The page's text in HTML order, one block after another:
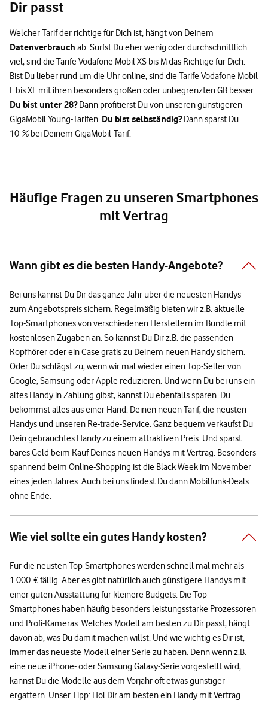
Dir passt
Welcher Tarif der richtige für Dich ist, hängt von Deinem
Datenverbrauch ab: Surfst Du eher wenig oder durchschnittlich
viel, sind die Tarife Vodafone Mobil XS bis M das Richtige für Dich.
Bist Du lieber rund um die Uhr online, sind die Tarife Vodafone Mobil
L bis XL mit ihren besonders großen oder unbegrenzten GB besser.
Du bist unter 28?Dann profitierst Du von unseren günstigeren
GigaMobil Young-Tarifen. Du bist selbständig?Dann sparst Du
10 % bei Deinem GigaMobil-Tarif.
Häufige Fragen zu unseren Smartphones
mit Vertrag
Wann gibt es die besten Handy-Angebote?
Bei uns kannst Du Dir das ganze Jahr über die neuesten Handys
zum Angebotspreis sichern. Regelmäßig bieten wir z.B. aktuelle
Top-Smartphones von verschiedenen Herstellern im Bundle mit
kostenlosen Zugaben an. So kannst Du Dir z.B. die passenden
Kopfhörer oder ein Case gratis zu Deinem neuen Handy sichern.
Oder Du schlägst zu, wenn wir mal wieder einen Top-Seller von
Google, Samsung oder Apple reduzieren. Und wenn Du bei uns ein
altes Handy in Zahlung gibst, kannst Du ebenfalls sparen. Du
bekommst alles aus einer Hand: Deinen neuen Tarif, die neusten
Handys und unseren Re-trade-Service. Ganz bequem verkaufst Du
Dein gebrauchtes Handy zu einem attraktiven Preis. Und sparst
bares Geld beim Kauf Deines neuen Handys mit Vertrag. Besonders
spannend beim Online-Shopping ist die Black Week im November
eines jeden Jahres. Auch bei uns findest Du dann Mobilfunk-Deals
ohne Ende.
Wie viel sollte ein gutes Handy kosten?
Für die neusten Top-Smartphones werden schnell mal mehr als
1.000 € fällig. Aber es gibt natürlich auch günstigere Handys mit
einer guten Ausstattung für kleinere Budgets. Die Top-
Smartphones haben häufig besonders leistungsstarke Prozessoren
und Profi-Kameras. Welches Modell am besten zu Dir passt, hängt
davon ab, was Du damit machen willst. Und wie wichtig es Dir ist,
immer das neueste Modell einer Serie zu haben. Denn wenn z.B.
eine neue iPhone- oder Samsung Galaxy-Serie vorgestellt wird,
kannst Du die Modelle aus dem Vorjahr oft etwas günstiger
ergattern. Unser Tipp: Hol Dir am besten ein Handy mit Vertrag.